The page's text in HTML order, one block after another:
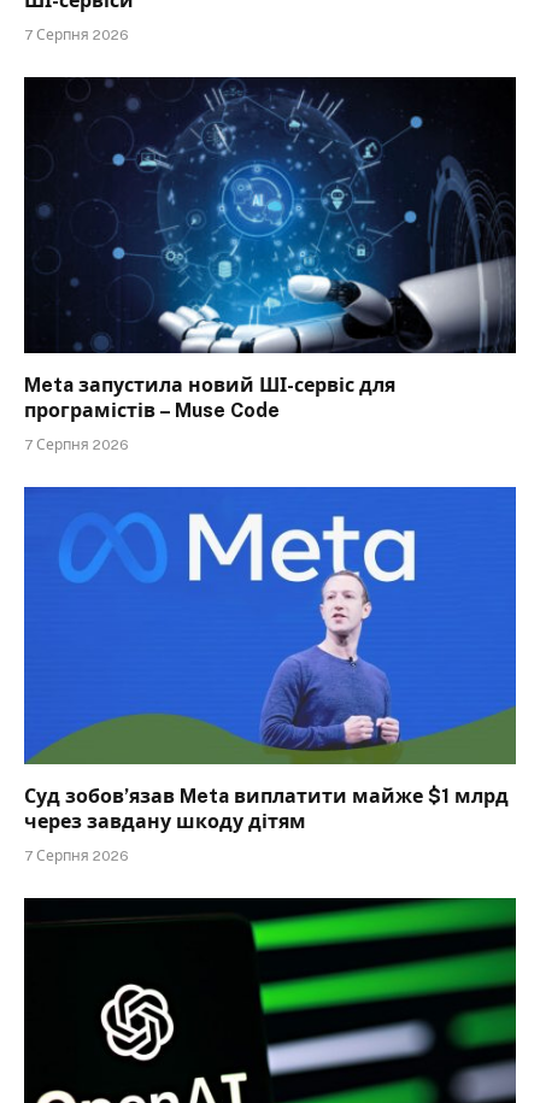
7 Серпня 2026
Meta запустила новий ШІ-сервіс для
програмістів – Muse Code
7 Серпня 2026
Суд зобов’язав Meta виплатити майже $1 млрд
через завдану шкоду дітям
7 Серпня 2026